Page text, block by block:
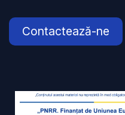
Contactează-ne